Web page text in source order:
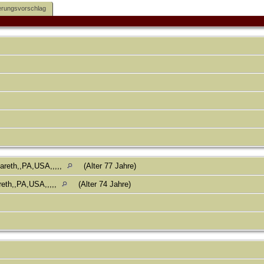
(Alter 77 Jahre)
(Alter 74 Jahre)